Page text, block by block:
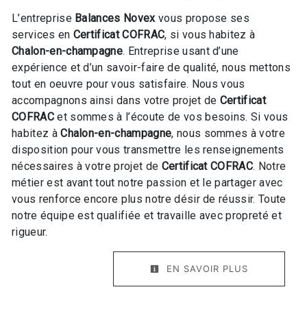
L’entreprise Balances Novexvous propose ses
services en Certificat COFRAC, si vous habitez à
Chalon-en-champagne. Entreprise usant d’une
expérience et d’un savoir-faire de qualité, nous mettons
tout en oeuvre pour vous satisfaire. Nous vous
accompagnons ainsi dans votre projet de Certificat
COFRACet sommes à l’écoute de vos besoins. Si vous
habitez àChalon-en-champagne, nous sommes à votre
disposition pour vous transmettre les renseignements
nécessaires à votre projet de Certificat COFRAC. Notre
métier est avant tout notre passion et le partager avec
vous renforce encore plus notre désir de réussir. Toute
notre équipe est qualifiée et travaille avec propreté et
rigueur.
EN SAVOIR PLUS